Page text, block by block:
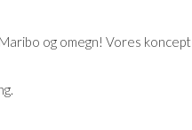
og omegn! Vores koncept